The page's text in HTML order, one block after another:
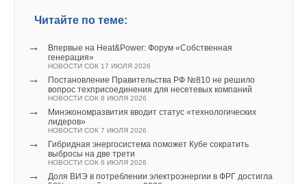
Читайте по теме:
→
Впервые на Heat&Power: Форум «Собственная
генерация»
НОВОСТИ СОК 17 ИЮЛЯ 2026
→
Постановление Правительства РФ №810 не решило
вопрос техприсоединения для несетевых компаний
НОВОСТИ СОК 8 ИЮЛЯ 2026
→
Минэкономразвития вводит статус «технологических
лидеров»
НОВОСТИ СОК 7 ИЮЛЯ 2026
→
Гибридная энергосистема поможет Кубе сократить
выбросы на две трети
НОВОСТИ СОК 6 ИЮЛЯ 2026
→
Доля ВИЭ в потреблении электроэнергии в ФРГ достигла
моделирования, сегодня как никогда высока. И потому
СПбГАСУ делает всё возможное для того, чтобы будущие
профессионалы имели возможность получить
максимальную подготовку по данному направлению,
а также — приобрести практический опыт уже в период
обучения в университете».